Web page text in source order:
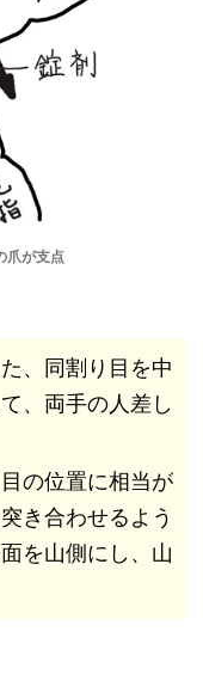
爪が支点
、同割り目を中
、両手の人差し
の位置に相当が
き合わせるよう
を山側にし、山